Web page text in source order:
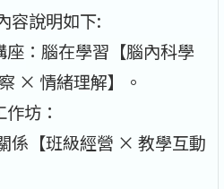
容說明如下:
座：腦在學習【腦內科學
× 情緒理解】。
坊：
係【班級經營 × 教學互動